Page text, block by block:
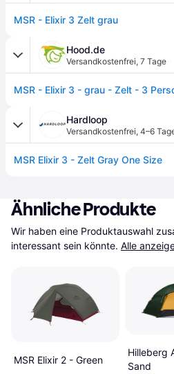
MSR - Elixir 3 Zelt grau
Hood.de
Versandkostenfrei, 7 Tage
MSR - Elixir 3 - grau - Zelt - 3
Hardloop
Versandkostenfrei, 4–6
MSR Elixir 3 - Zelt Gray One Size
Ähnliche Produkte
Wir haben eine Produktauswahl
interessant sein könnte. Alle
MSR Elixir 2 - Green
Hilleberg
Sand